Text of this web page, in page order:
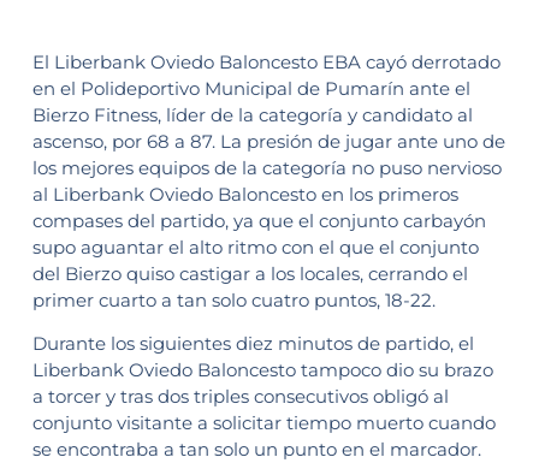
El Liberbank Oviedo Baloncesto EBA cayó derrotado
en el Polideportivo Municipal de Pumarín ante el
Bierzo Fitness, líder de la categoría y candidato al
ascenso, por 68 a 87. La presión de jugar ante uno de
los mejores equipos de la categoría no puso nervioso
al Liberbank Oviedo Baloncesto en los primeros
compases del partido, ya que el conjunto carbayón
supo aguantar el alto ritmo con el que el conjunto
del Bierzo quiso castigar a los locales, cerrando el
primer cuarto a tan solo cuatro puntos, 18-22.
Durante los siguientes diez minutos de partido, el
Liberbank Oviedo Baloncesto tampoco dio su brazo
a torcer y tras dos triples consecutivos obligó al
conjunto visitante a solicitar tiempo muerto cuando
se encontraba a tan solo un punto en el marcador.